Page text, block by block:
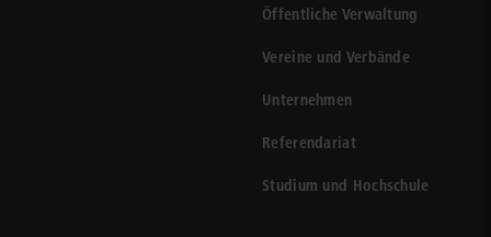
Öffentliche Verwaltung
Vereine und Verbände
Unternehmen
Referendariat
Studium und Hochschule